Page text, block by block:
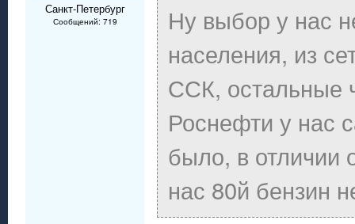
Санкт-Петербург
Сообщений: 719
Ну выбор у нас
населения, из
ССК, остальные
Роснефти у нас
было, в отличии
нас 80й бензин